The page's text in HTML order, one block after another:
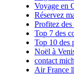
Voyage en
Réservez
Profitez
Top 7 des
Top 10 des
Noël à
contact
Air France